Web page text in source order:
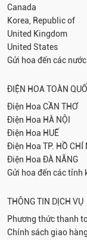
Canada
Korea, Republic of
United Kingdom
United States
Gửi hoa đến các
ĐIỆN HOA TOÀN
Điện Hoa CẦN THƠ
Điện Hoa HÀ NỘI
Điện Hoa HUẾ
Điện Hoa TP. HỒ CHÍ
Điện Hoa ĐÀ NẴNG
Gửi hoa đến các tỉnh
THÔNG TIN DỊCH VỤ
Phương thức thanh
Chính sách giao hàng